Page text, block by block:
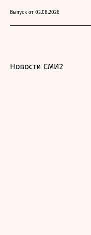
Выпуск от 03.08.2026
Новости СМИ2